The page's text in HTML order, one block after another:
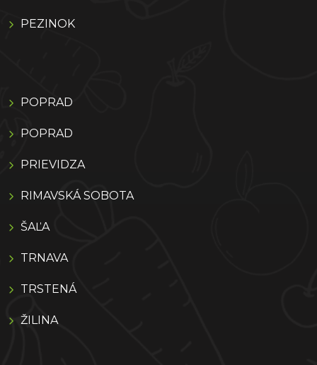
PEZINOK
POPRAD
POPRAD
PRIEVIDZA
RIMAVSKÁ SOBOTA
ŠAĽA
TRNAVA
TRSTENÁ
ŽILINA